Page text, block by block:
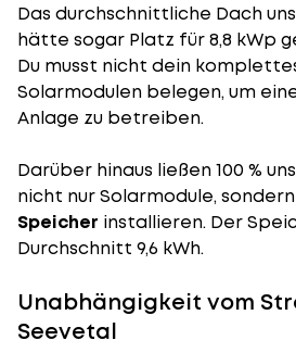
Das durchschnittliche Dach
hätte sogar Platz für 8,8 kWp
Du musst nicht dein
Solarmodulen belegen, um
Anlage zu betreiben.
Darüber hinaus ließen 100 %
nicht nur Solarmodule,
Speicher installieren. Der
Durchschnitt 9,6 kWh.
Unabhängigkeit vom
Seevetal